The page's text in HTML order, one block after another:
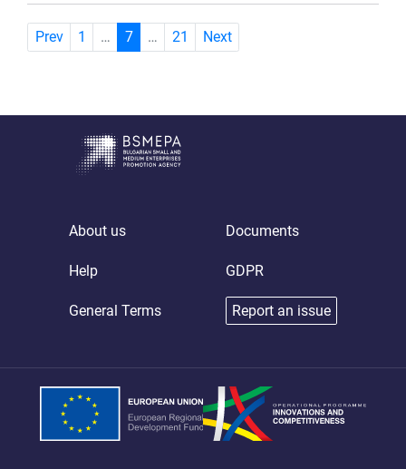
Prev 1 … 7(current)
… 21 Next
About us
Help
General Terms
Documents
GDPR
Report an issue